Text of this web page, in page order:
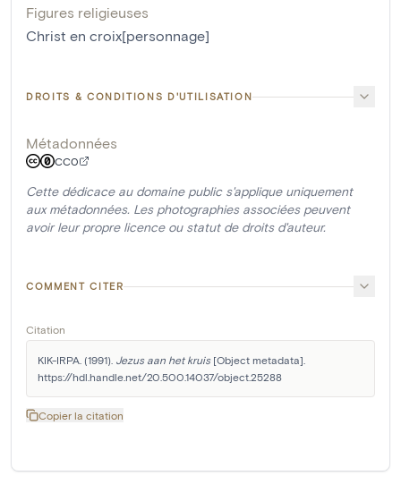
Figures religieuses
Christ en croix[personnage]
DROITS & CONDITIONS D'UTILISATION
Métadonnées
CC0
Cette dédicace au domaine public s'applique uniquement
aux métadonnées. Les photographies associées peuvent
avoir leur propre licence ou statut de droits d'auteur.
COMMENT CITER
Citation
KIK-IRPA. (1991). Jezus aan het kruis [Object metadata].
https://hdl.handle.net/20.500.14037/object.25288
Copier la citation